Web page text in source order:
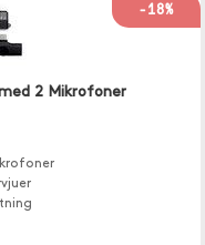
-18%
2 Mikrofoner